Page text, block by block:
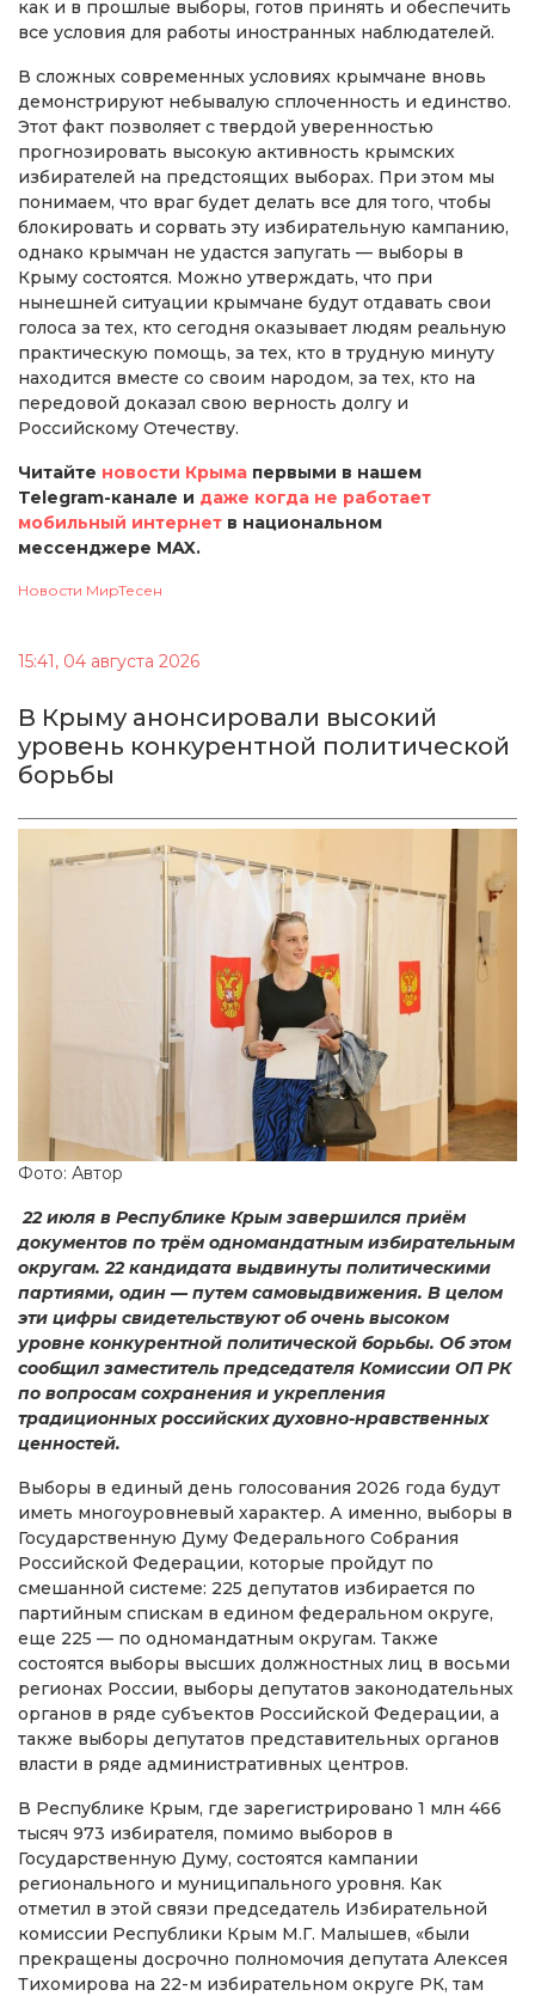
как и в прошлые выборы, готов принять и обеспечить
все условия для работы иностранных наблюдателей.
В сложных современных условиях крымчане вновь
демонстрируют небывалую сплоченность и единство.
Этот факт позволяет с твердой уверенностью
прогнозировать высокую активность крымских
избирателей на предстоящих выборах. При этом мы
понимаем, что враг будет делать все для того, чтобы
блокировать и сорвать эту избирательную кампанию,
однако крымчан не удастся запугать — выборы в
Крыму состоятся. Можно утверждать, что при
нынешней ситуации крымчане будут отдавать свои
голоса за тех, кто сегодня оказывает людям реальную
практическую помощь, за тех, кто в трудную минуту
находится вместе со своим народом, за тех, кто на
передовой доказал свою верность долгу и
Российскому Отечеству.
Читайте новости Крыма первыми в нашем
Telegram-канале и даже когда не работает
мобильный интернет в национальном
мессенджере MAX.
Новости МирТесен
15:41, 04 августа 2026
В Крыму анонсировали высокий
уровень конкурентной политической
борьбы
Фото: Автор
22 июля в Республике Крым завершился приём
документов по трём одномандатным избирательным
округам. 22 кандидата выдвинуты политическими
партиями, один — путем самовыдвижения. В целом
эти цифры свидетельствуют об очень высоком
уровне конкурентной политической борьбы. Об этом
сообщил заместитель председателя Комиссии ОП РК
по вопросам сохранения и укрепления
традиционных российских духовно-нравственных
ценностей.
Выборы в единый день голосования 2026 года будут
иметь многоуровневый характер. А именно, выборы в
Государственную Думу Федерального Собрания
Российской Федерации, которые пройдут по
смешанной системе: 225 депутатов избирается по
партийным спискам в едином федеральном округе,
еще 225 — по одномандатным округам. Также
состоятся выборы высших должностных лиц в восьми
регионах России, выборы депутатов законодательных
органов в ряде субъектов Российской Федерации, а
также выборы депутатов представительных органов
власти в ряде административных центров.
В Республике Крым, где зарегистрировано 1 млн 466
тысяч 973 избирателя, помимо выборов в
Государственную Думу, состоятся кампании
регионального и муниципального уровня. Как
отметил в этой связи председатель Избирательной
комиссии Республики Крым М.Г. Малышев, «были
прекращены досрочно полномочия депутата Алексея
Тихомирова на 22-м избирательном округе РК, там